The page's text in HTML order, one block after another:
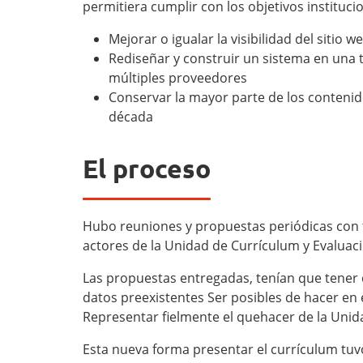
permitiera cumplir con los objetivos
Mejorar o igualar la visibilidad del sitio
Rediseñar y construir un sistema en
múltiples proveedores
Conservar la mayor parte de los
década
El proceso
Hubo reuniones y propuestas periódicas
actores de la Unidad de Currículum y
Las propuestas entregadas, tenían que
datos preexistentes Ser posibles de hacer
Representar fielmente el quehacer de la
Esta nueva forma presentar el currículum